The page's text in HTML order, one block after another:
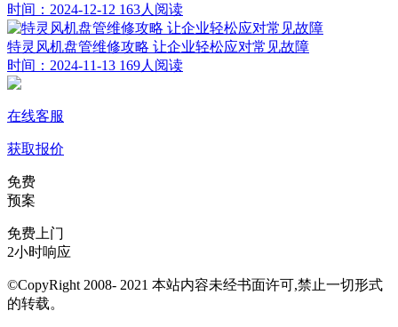
时间：2024-12-12 163人阅读
特灵风机盘管维修攻略 让企业轻松应对常见故障
时间：2024-11-13 169人阅读
在线客服
获取报价
免费
预案
免费上门
2小时响应
©CopyRight 2008- 2021 本站内容未经书面许可,禁止一切形式
的转载。